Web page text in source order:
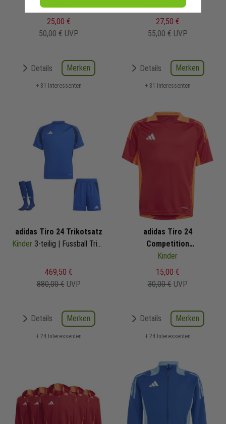
Kinder
25,00 €
50,00 € UVP
Details Merken
+ 31 Interessenten
Präsentationshose
Herren Damen
27,50 €
55,00 € UVP
Details Merken
+ 31 Interessenten
adidas Tiro 24 Trikotsatz
Kinder 3-teilig | Fussball Trikot Shorts Competition Match Sockenstutzen | Fussball Trikot Set
469,50 €
880,00 € UVP
Details Merken
+ 24 Interessenten
adidas Tiro 24
Competition
Trainingstrikot
Kinder
15,00 €
30,00 € UVP
Details Merken
+ 24 Interessenten